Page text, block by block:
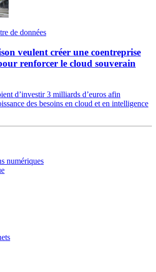
de données
veulent créer une coentreprise
renforcer le cloud souverain
d’investir 3 milliards d’euros afin
des besoins en cloud et en intelligence
numériques